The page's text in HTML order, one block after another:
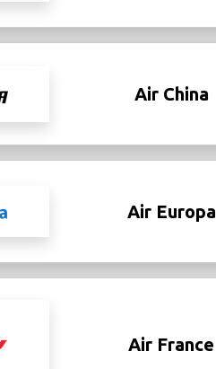
Air China
Air Europa
Air France